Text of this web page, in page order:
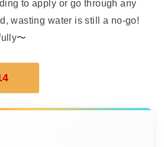
to apply or go through any
wasting water is still a no-go!
〜